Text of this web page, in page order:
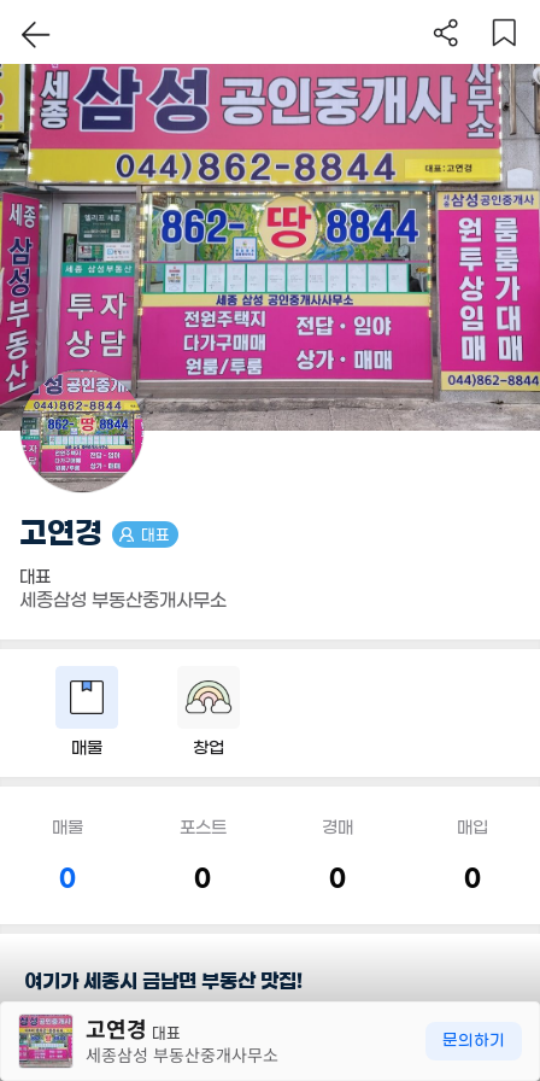
고연경 대표
대표
세종삼성 부동산중개사무소
매물 창업
매물
0
포스트
0
경매
0
매입
0
여기가 세종시 금남면 부동산 맛집!
담당지역고연경 대표
세종삼성 부동산중개사무소
문의하기
이 지역 보기